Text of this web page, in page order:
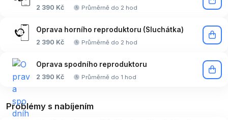
2 390 Kč Průměrně do 2 hod
Oprava horního reproduktoru (Sluchátka)
2 390 Kč Průměrně do 2 hod
Oprava spodního reproduktoru
2 390 Kč Průměrně do 1 hod
Problémy s nabíjením